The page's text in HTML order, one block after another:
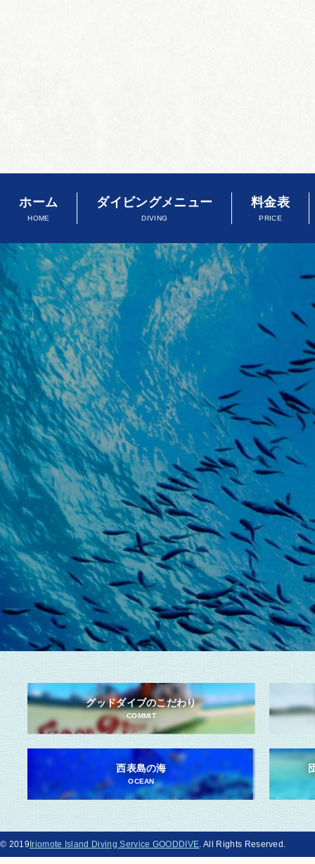
ホーム
HOME
ダイビングメニュー
DIVING
料金表
PRICE
グッドダイブのこだわり
COMMIT
西表島の海
OCEAN
© 2019Iriomote Island Diving Service GOODDIVE . All Rights Reserved.